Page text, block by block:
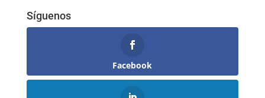
Síguenos
Facebook